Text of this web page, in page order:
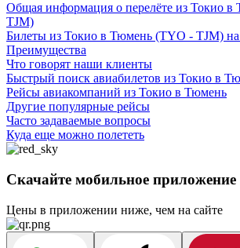
Общая информация о перелёте из Токио
TJM)
Билеты из Токио в Тюмень (TYO - TJM)
Преимущества
Что говорят наши клиенты
Быстрый поиск авиабилетов из Токио в
Рейсы авиакомпаний из Токио в Тюмень
Другие популярные рейсы
Часто задаваемые вопросы
Куда еще можно полететь
Скачайте мобильное приложение
Цены в приложении ниже, чем на сайте